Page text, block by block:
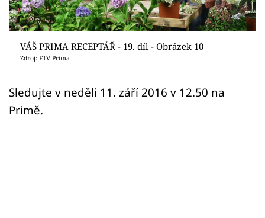
Přihlášení
Sledujte nás
VÁŠ PRIMA RECEPTÁŘ - 19. díl - Obrázek 10
Zdroj: FTV Prima
Sledujte v neděli 11. září 2016 v 12.50 na
Primě.